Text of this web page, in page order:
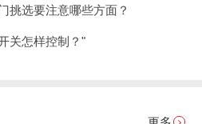
挑选要注意哪些方面？
关怎样控制？"